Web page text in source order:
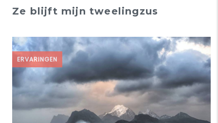
Ze blijft mijn tweelingzus
ERVARINGEN